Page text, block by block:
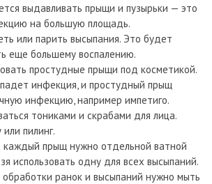
выдавливать прыщи и пузырьки — это
на большую площадь.
или парить высыпания. Это будет
еще большему воспалению.
простудные прыщи под косметикой.
инфекция, и простудный прыщ
инфекцию, например импетиго.
тониками и скрабами для лица.
пилинг.
каждый прыщ нужно отдельной ватной
использовать одну для всех высыпаний.
ранок и высыпаний нужно мыть